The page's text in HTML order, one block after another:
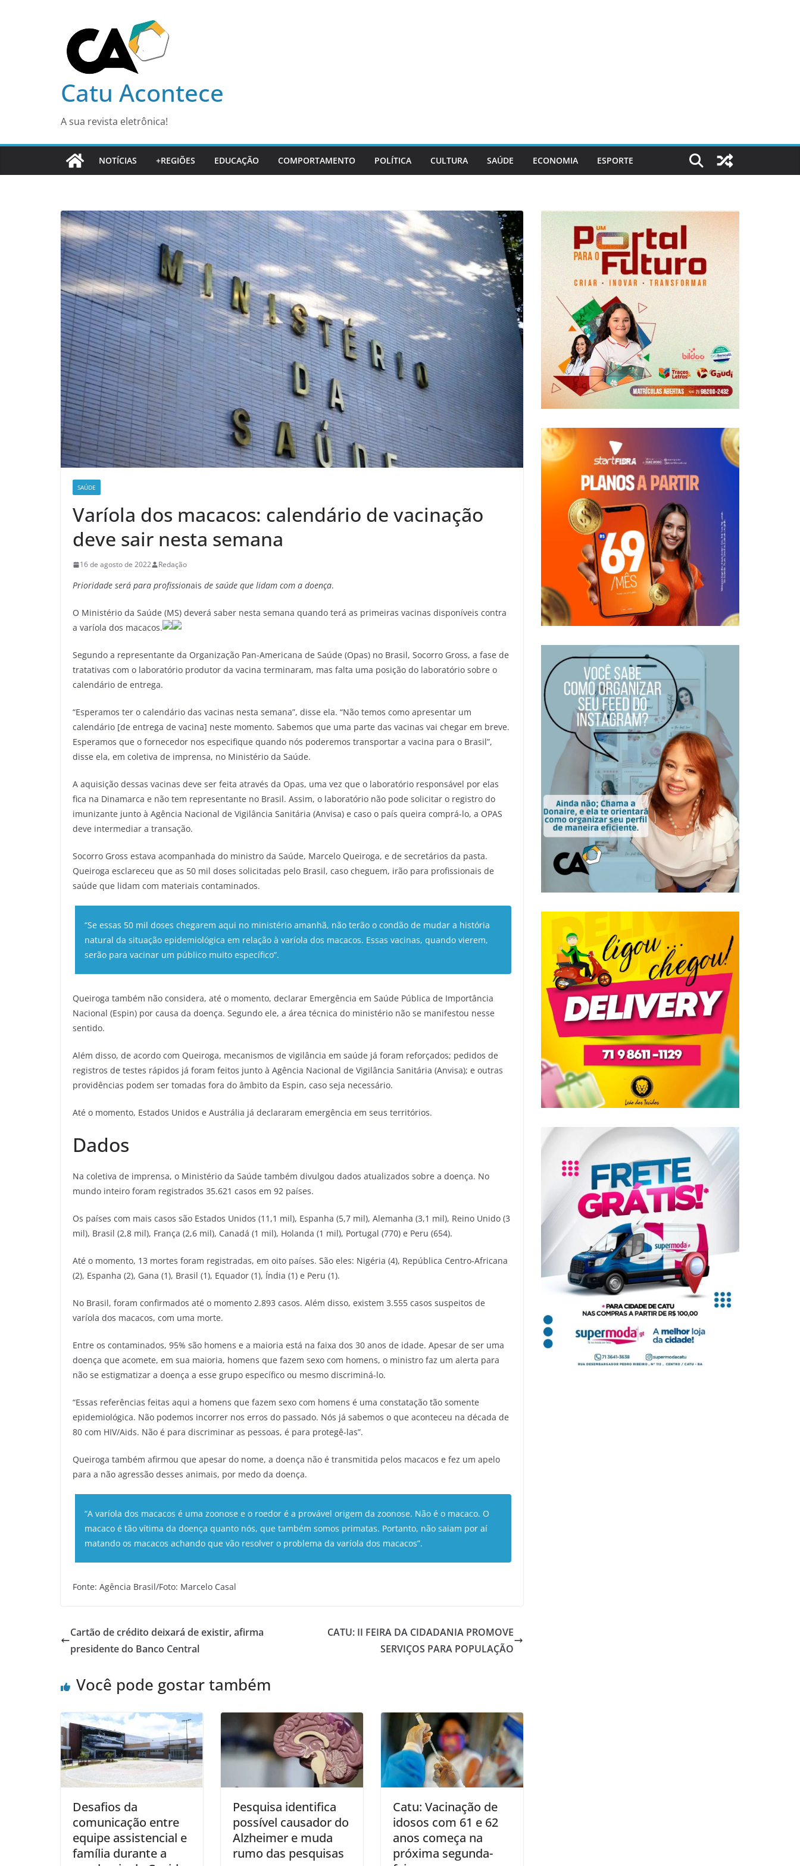
Catu Acontece
A sua revista eletrônica!
NOTÍCIAS +REGIÕES EDUCAÇÃO COMPORTAMENTO POLÍTICA CULTURA SAÚDE ECONOMIA ESPORTE
SAÚDE
Varíola dos macacos: calendário de vacinação
deve sair nesta semana
16 de agosto de 2022 Redação
Prioridade será para profissionais de saúde que lidam com a doença.
O Ministério da Saúde (MS) deverá saber nesta semana quando terá as primeiras vacinas disponíveis contra
a varíola dos macacos.
Segundo a representante da Organização Pan-Americana de Saúde (Opas) no Brasil, Socorro Gross, a fase de
tratativas com o laboratório produtor da vacina terminaram, mas falta uma posição do laboratório sobre o
calendário de entrega.
“Esperamos ter o calendário das vacinas nesta semana”, disse ela. “Não temos como apresentar um
calendário [de entrega de vacina] neste momento. Sabemos que uma parte das vacinas vai chegar em breve.
Esperamos que o fornecedor nos especifique quando nós poderemos transportar a vacina para o Brasil”,
disse ela, em coletiva de imprensa, no Ministério da Saúde.
A aquisição dessas vacinas deve ser feita através da Opas, uma vez que o laboratório responsável por elas
fica na Dinamarca e não tem representante no Brasil. Assim, o laboratório não pode solicitar o registro do
imunizante junto à Agência Nacional de Vigilância Sanitária (Anvisa) e caso o país queira comprá-lo, a OPAS
deve intermediar a transação.
Socorro Gross estava acompanhada do ministro da Saúde, Marcelo Queiroga, e de secretários da pasta.
Queiroga esclareceu que as 50 mil doses solicitadas pelo Brasil, caso cheguem, irão para profissionais de
saúde que lidam com materiais contaminados.
“Se essas 50 mil doses chegarem aqui no ministério amanhã, não terão o condão de mudar a história
natural da situação epidemiológica em relação à varíola dos macacos. Essas vacinas, quando vierem,
serão para vacinar um público muito específico”.
Queiroga também não considera, até o momento, declarar Emergência em Saúde Pública de Importância
Nacional (Espin) por causa da doença. Segundo ele, a área técnica do ministério não se manifestou nesse
sentido.
Além disso, de acordo com Queiroga, mecanismos de vigilância em saúde já foram reforçados; pedidos de
registros de testes rápidos já foram feitos junto à Agência Nacional de Vigilância Sanitária (Anvisa); e outras
providências podem ser tomadas fora do âmbito da Espin, caso seja necessário.
Até o momento, Estados Unidos e Austrália já declararam emergência em seus territórios.
Dados
Na coletiva de imprensa, o Ministério da Saúde também divulgou dados atualizados sobre a doença. No
mundo inteiro foram registrados 35.621 casos em 92 países.
Os países com mais casos são Estados Unidos (11,1 mil), Espanha (5,7 mil), Alemanha (3,1 mil), Reino Unido (3
mil), Brasil (2,8 mil), França (2,6 mil), Canadá (1 mil), Holanda (1 mil), Portugal (770) e Peru (654).
Até o momento, 13 mortes foram registradas, em oito países. São eles: Nigéria (4), República Centro-Africana
(2), Espanha (2), Gana (1), Brasil (1), Equador (1), Índia (1) e Peru (1).
No Brasil, foram confirmados até o momento 2.893 casos. Além disso, existem 3.555 casos suspeitos de
varíola dos macacos, com uma morte.
Entre os contaminados, 95% são homens e a maioria está na faixa dos 30 anos de idade. Apesar de ser uma
doença que acomete, em sua maioria, homens que fazem sexo com homens, o ministro faz um alerta para
não se estigmatizar a doença a esse grupo específico ou mesmo discriminá-lo.
“Essas referências feitas aqui a homens que fazem sexo com homens é uma constatação tão somente
epidemiológica. Não podemos incorrer nos erros do passado. Nós já sabemos o que aconteceu na década de
80 com HIV/Aids. Não é para discriminar as pessoas, é para protegê-las”.
Queiroga também afirmou que apesar do nome, a doença não é transmitida pelos macacos e fez um apelo
para a não agressão desses animais, por medo da doença.
“A varíola dos macacos é uma zoonose e o roedor é a provável origem da zoonose. Não é o macaco. O
macaco é tão vítima da doença quanto nós, que também somos primatas. Portanto, não saiam por aí
matando os macacos achando que vão resolver o problema da varíola dos macacos”.
Fonte: Agência Brasil/Foto: Marcelo Casal
Cartão de crédito deixará de existir, afirma
presidente do Banco Central
CATU: II FEIRA DA CIDADANIA PROMOVE
SERVIÇOS PARA POPULAÇÃO
Você pode gostar também
Desafios da
comunicação entre
equipe assistencial e
família durante a
Pesquisa identifica
possível causador do
Alzheimer e muda
rumo das pesquisas
Catu: Vacinação de
idosos com 61 e 62
anos começa na
próxima segunda-